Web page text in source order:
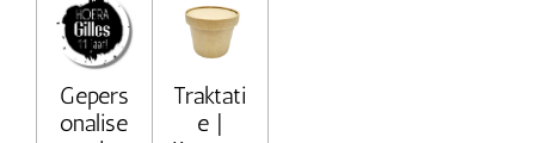
Gepers
onalise
Traktati
e |